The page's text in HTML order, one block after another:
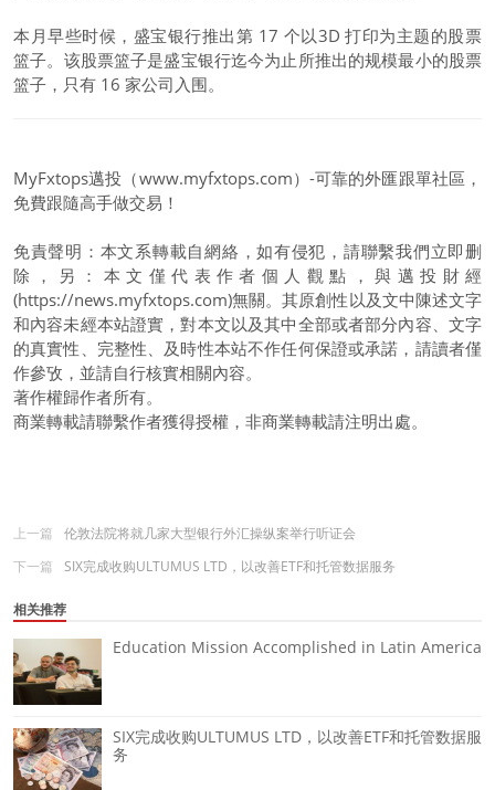
本月早些时候，盛宝银行推出第 17 个以3D 打印为主题的股票
篮子。​该股票篮子是盛宝银行迄今为止所推出的规模最小的股票
篮子，只有 16 家公司入围。
MyFxtops邁投（www.myfxtops.com）-可靠的外匯跟單社區，
免費跟隨高手做交易！
免責聲明：本文系轉載自網絡，如有侵犯，請聯繫我們立即删
除，另：本文僅代表作者個人觀點，與邁投財經
(https://news.myfxtops.com)無關。其原創性以及文中陳述文字
和內容未經本站證實，對本文以及其中全部或者部分內容、文字
的真實性、完整性、及時性本站不作任何保證或承諾，請讀者僅
作參攷，並請自行核實相關內容。
著作權歸作者所有。
商業轉載請聯繫作者獲得授權，非商業轉載請注明出處。
上一篇
伦敦法院将就几家大型银行外汇操纵案举行听证会
下一篇
SIX完成收购ULTUMUS LTD，以改善ETF和托管数据服务
相关推荐
Education Mission Accomplished in Latin America
SIX完成收购ULTUMUS LTD，以改善ETF和托管数据服
务